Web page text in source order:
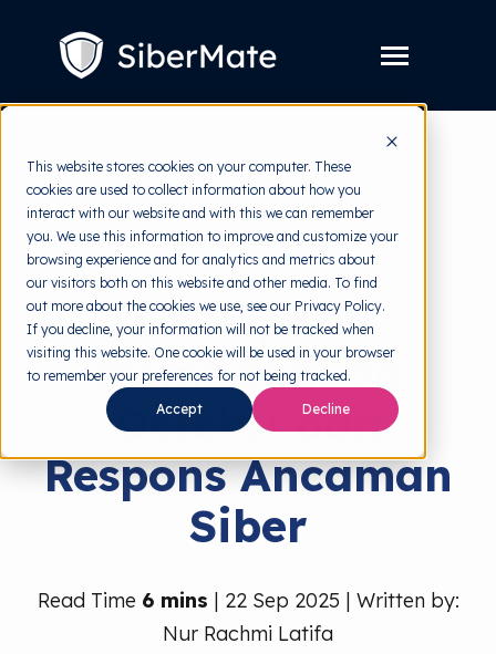
This website stores cookies on your computer. These
cookies are used to collect information about how you
interact with our website and with this we can remember
you. We use this information to improve and customize your
browsing experience and for analytics and metrics about
our visitors both on this website and other media. To find
out more about the cookies we use, see our Privacy Policy.
If you decline, your information will not be tracked when
visiting this website. One cookie will be used in your browser
to remember your preferences for not being tracked.
Accept Decline
Toggle
children
for
Layanan
Harga
Resources Toggle
children
for
Resources
Tools Gratis Toggle
children
for
Tools
Gratis
Tentang
Coba Gratis
back to HRMI
Solutions
SMReport:
Memudahkan
Deteksi dan
Respons Ancaman
Siber
Read Time 6 mins | 22 Sep 2025 | Written by:
Nur Rachmi Latifa